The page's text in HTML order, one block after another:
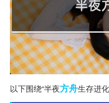
以下围绕“半夜方舟生存进